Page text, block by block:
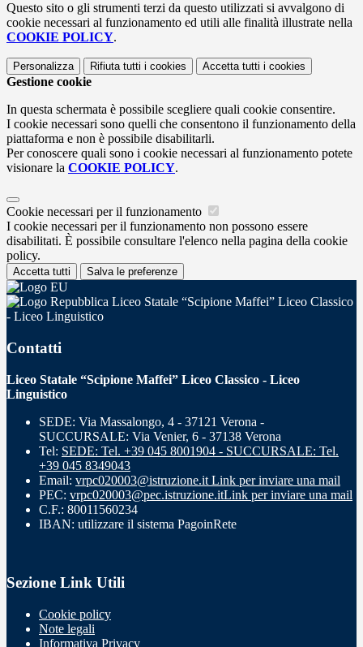
Questo sito o gli strumenti terzi da questo utilizzati si avvalgono di
cookie necessari al funzionamento ed utili alle finalità illustrate nella
COOKIE POLICY.
Personalizza Rifiuta tutti i cookies Accetta tutti i cookies
Gestione cookie
In questa schermata è possibile scegliere quali cookie consentire.
I cookie necessari sono quelli che consentono il funzionamento della
piattaforma e non è possibile disabilitarli.
Per conoscere quali sono i cookie necessari al funzionamento potete
visionare la COOKIE POLICY.
Cookie necessari per il funzionamento
I cookie necessari per il funzionamento non possono essere
disabilitati. È possibile consultare l'elenco nella pagina della cookie
policy.
Accetta tutti Salva le preferenze
Liceo Statale “Scipione Maffei” Liceo Classico
- Liceo Linguistico
Contatti
Liceo Statale “Scipione Maffei” Liceo Classico - Liceo
Linguistico
SEDE: Via Massalongo, 4 - 37121 Verona -
SUCCURSALE: Via Venier, 6 - 37138 Verona
Tel: SEDE: Tel. +39 045 8001904 - SUCCURSALE: Tel.
+39 045 8349043
Email: vrpc020003@istruzione.it Link per inviare una mail
PEC: vrpc020003@pec.istruzione.itLink per inviare una mail
C.F.: 80011560234
IBAN: utilizzare il sistema PagoinRete
Sezione Link Utili
Cookie policy
Note legali
Informativa Privacy